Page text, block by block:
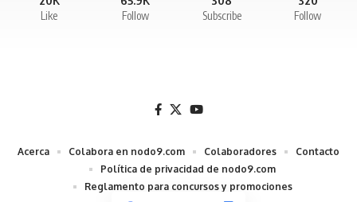
Like Follow Subscribe Follow
Acerca Colabora en nodo9.com Colaboradores
Contacto
Política de privacidad de nodo9.com
Reglamento para concursos y promociones